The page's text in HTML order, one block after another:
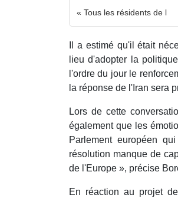
« Tous les résidents de l
Il a estimé qu'il était
lieu d'adopter la
l'ordre du jour le
la réponse de l'Iran sera
Lors de cette
également que les
Parlement européen
résolution manque de
de l'Europe », précise
En réaction au projet